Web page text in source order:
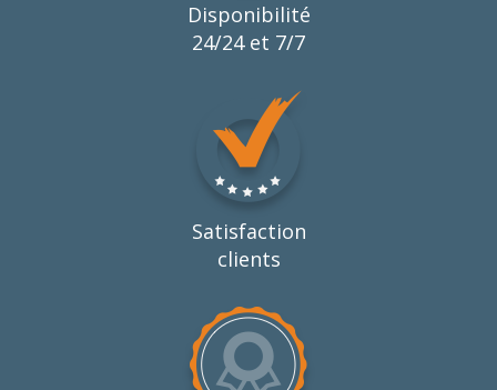
Disponibilité
24/24 et 7/7
Satisfaction
clients